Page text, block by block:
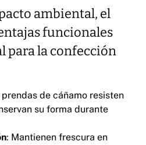
ambiental, el
funcionales
para la confección
prendas de cáñamo resisten
su forma durante
: Mantienen frescura en